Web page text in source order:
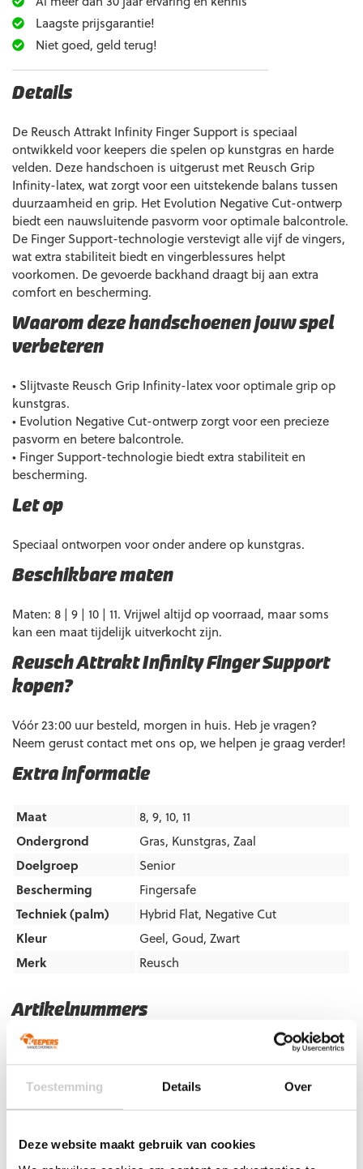
Toestemming Details Over
Deze website maakt gebruik van cookies
Artikelnummers
EAN code
Let op!Houd rekening met 1-2 werkdagen extra levertijd
voor bedrukte artikelen.
Bedrukte artikelen kunnen wij helaas niet terugnemen.
Keepershandschoenen ,Hybrid Flat, Keepershandschoenen
Keepershandschoenen maat 10
Keepershandschoenen maat
Laagste prijsgarantie!
Niet goed, geld terug!
Extra informatie
Maat
8, 9, 10, 11
Ondergrond
Gras, Kunstgras, Zaal
Doelgroep
Senior
Bescherming
Fingersafe
Techniek (palm)
Hybrid Flat, Negative Cut
Kleur
Geel, Goud, Zwart
Merk
Reusch
Details
De Reusch Attrakt Infinity Finger Support is speciaal
ontwikkeld voor keepers die spelen op kunstgras en harde
velden. Deze handschoen is uitgerust met Reusch Grip
Infinity-latex, wat zorgt voor een uitstekende balans tussen
duurzaamheid en grip. Het Evolution Negative Cut-ontwerp
biedt een nauwsluitende pasvorm voor optimale balcontrole.
De Finger Support-technologie verstevigt alle vijf de vingers,
wat extra stabiliteit biedt en vingerblessures helpt
voorkomen. De gevoerde backhand draagt bij aan extra
comfort en bescherming.
Waarom deze handschoenen jouw spel
verbeteren
• Slijtvaste Reusch Grip Infinity-latex voor optimale grip op
kunstgras.
• Evolution Negative Cut-ontwerp zorgt voor een precieze
pasvorm en betere balcontrole.
• Finger Support-technologie biedt extra stabiliteit en
bescherming.
Let op
Speciaal ontworpen voor onder andere op kunstgras.
Beschikbare maten
Maten: 8 | 9 | 10 | 11. Vrijwel altijd op voorraad, maar soms
kan een maat tijdelijk uitverkocht zijn.
Reusch Attrakt Infinity Finger Support
kopen?
Vóór 23:00 uur besteld, morgen in huis. Heb je vragen?
Neem gerust contact met ons op, we helpen je graag verder!